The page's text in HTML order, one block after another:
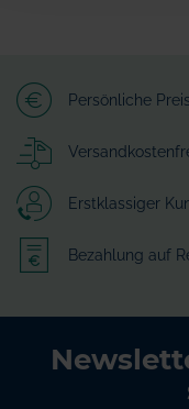
Persönliche
Erstklassiger
Bezahlung auf